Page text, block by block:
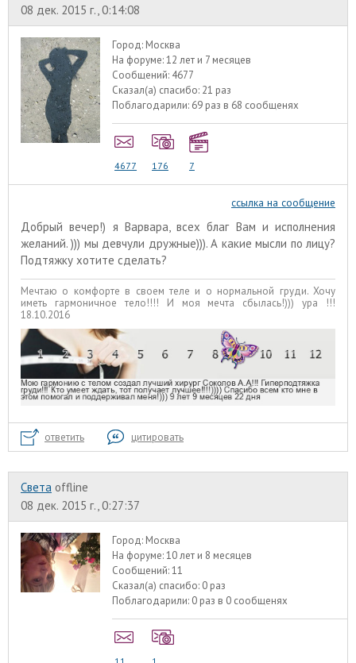
08 дек. 2015 г., 0:14:08
Город: Москва
На форуме:12 лет и 7 месяцев
Сообщений: 4677
Сказал(а) спасибо: 21 раз
Поблагодарили: 69 раз в 68 сообщенях
4677 176 7
ссылка на сообщение
Добрый вечер!) я Варвара, всех благ Вам и исполнения
желаний. ))) мы девчули дружные))). А какие мысли по лицу?
Подтяжку хотите сделать?
Мечтаю о комфорте в своем теле и о нормальной груди. Хочу
иметь гармоничное тело!!!! И моя мечта сбылась!))) ура !!!
18.10.2016
ответить цитировать
Света offline
08 дек. 2015 г., 0:27:37
Город: Москва
На форуме:10 лет и 8 месяцев
Сообщений:11
Сказал(а) спасибо: 0 раз
Поблагодарили: 0 раз в 0 сообщенях